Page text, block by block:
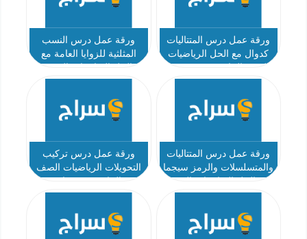
ورقة عمل درس المتتاليات
كدوال مع الحل الرياضيات
ورقة عمل درس النسب
المثلثية للزوايا العامة مع
الحادي عشر عام
ورقة عمل درس المتتاليات
والمتسلسلات والرمز سيجما
الحادي عشر متقدم
ورقة عمل درس تركيب
التحويلات الرياضيات الصف